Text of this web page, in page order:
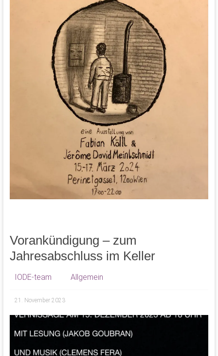
Vorankündigung – zum
Jahresabschluss im Keller
IODE-team Allgemein
21. November 2023